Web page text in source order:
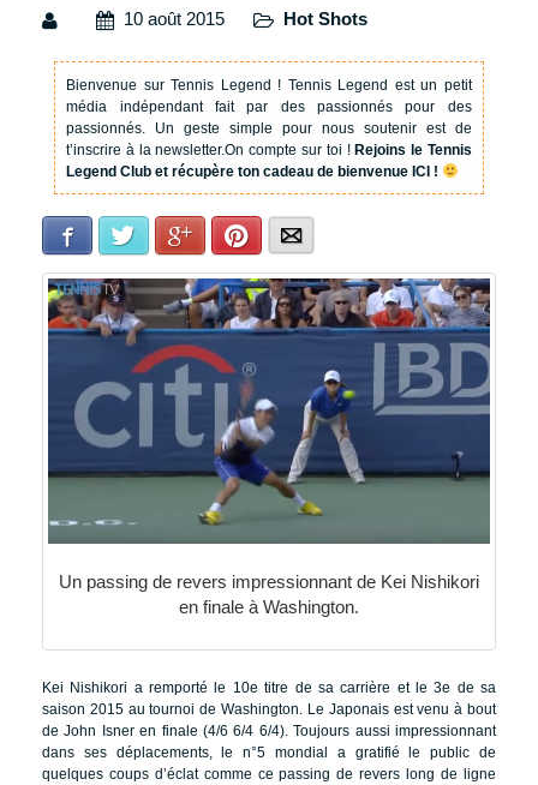
10 août 2015 Hot Shots
Bienvenue sur Tennis Legend ! Tennis Legend est un petit
média indépendant fait par des passionnés pour des
passionnés. Un geste simple pour nous soutenir est de
t’inscrire à la newsletter.On compte sur toi !Rejoins le Tennis
Legend Club et récupère ton cadeau de bienvenue ICI !
Facebook Twitter Google+Pinterest
Un passing de revers impressionnant de Kei Nishikori
en finale à Washington.
Kei Nishikori a remporté le 10e titre de sa carrière et le 3e de sa
saison 2015 au tournoi de Washington. Le Japonais est venu à bout
de John Isner en finale (4/6 6/4 6/4). Toujours aussi impressionnant
dans ses déplacements, le n°5 mondial a gratifié le public de
quelques coups d’éclat comme ce passing de revers long de ligne